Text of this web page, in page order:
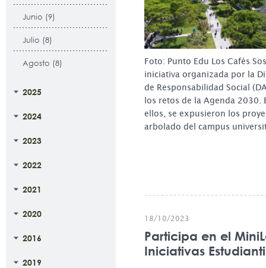
Junio (9)
Julio (8)
Agosto (8)
2025
2024
2023
2022
2021
2020
2016
2019
Foto: Punto Edu Los Cafés
iniciativa organizada por la
de Responsabilidad Social
los retos de la Agenda 2030.
ellos, se expusieron los
arbolado del campus
18/10/2023
Participa en el
Iniciativas